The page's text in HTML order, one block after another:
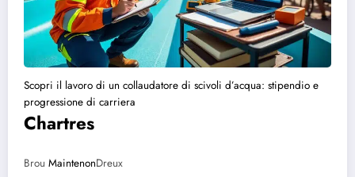
Scopri il lavoro di un collaudatore di scivoli d’acqua: stipendio e
progressione di carriera
Chartres
Brou MaintenonDreux